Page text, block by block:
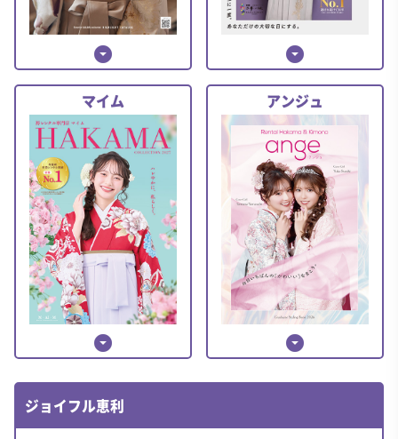
arrow_drop_down_circle arrow_drop_down_circle
マイム
arrow_drop_down_circle
アンジュ
arrow_drop_down_circle
ジョイフル恵利